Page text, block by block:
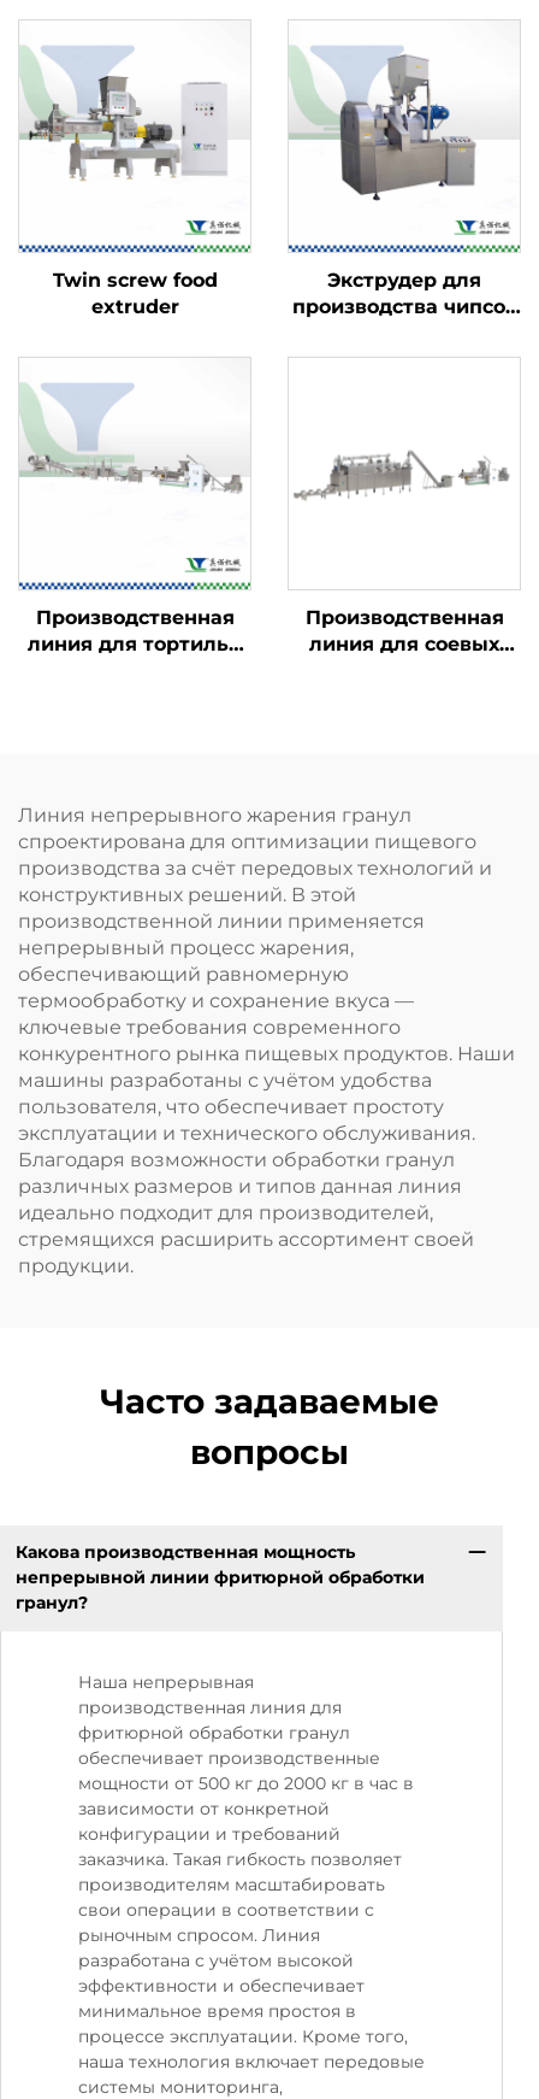
Twin screw food
extruder
Экструдер для
производства чипсов
Производственная
линия для тортильи
Производственная
линия для соевых
Линия непрерывного жарения гранул
спроектирована для оптимизации пищевого
производства за счёт передовых технологий и
конструктивных решений. В этой
производственной линии применяется
непрерывный процесс жарения,
обеспечивающий равномерную
термообработку и сохранение вкуса —
ключевые требования современного
конкурентного рынка пищевых продуктов. Наши
машины разработаны с учётом удобства
пользователя, что обеспечивает простоту
эксплуатации и технического обслуживания.
Благодаря возможности обработки гранул
различных размеров и типов данная линия
идеально подходит для производителей,
стремящихся расширить ассортимент своей
продукции.
Часто задаваемые
вопросы
Какова производственная мощность
непрерывной линии фритюрной обработки
гранул?
Наша непрерывная
производственная линия для
фритюрной обработки гранул
обеспечивает производственные
мощности от 500 кг до 2000 кг в час в
зависимости от конкретной
конфигурации и требований
заказчика. Такая гибкость позволяет
производителям масштабировать
свои операции в соответствии с
рыночным спросом. Линия
разработана с учётом высокой
эффективности и обеспечивает
минимальное время простоя в
процессе эксплуатации. Кроме того,
наша технология включает передовые
системы мониторинга,